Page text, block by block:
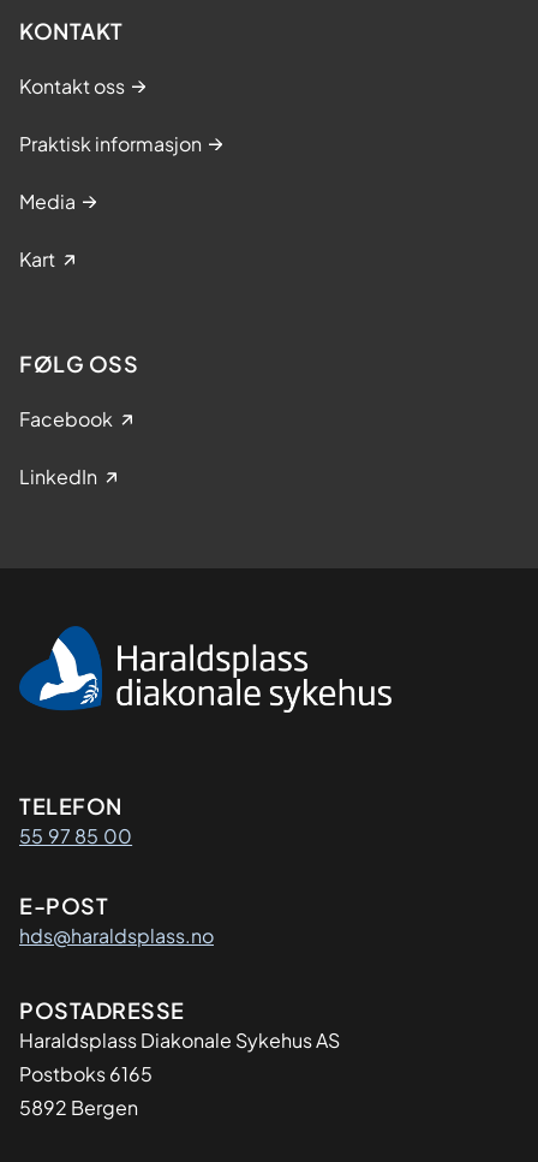
KONTAKT
Kontakt oss
Praktisk informasjon
Media
Kart
FØLG OSS
Facebook
LinkedIn
Kontaktinformasjon
TELEFON
55 97 85 00
E-POST
hds@haraldsplass.no
Adresse
POSTADRESSE
Haraldsplass Diakonale Sykehus AS
Postboks 6165
5892 Bergen